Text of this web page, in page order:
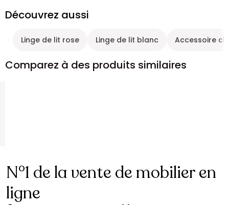
Découvrez aussi
Linge de lit rose Linge de lit blanc Accessoire
Comparez à des produits similaires
N°1 de la vente de mobilier en
ligne